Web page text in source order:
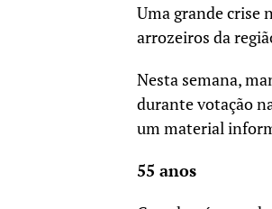
Uma grande crise
arrozeiros da
Nesta semana,
durante votação
um material
55 anos